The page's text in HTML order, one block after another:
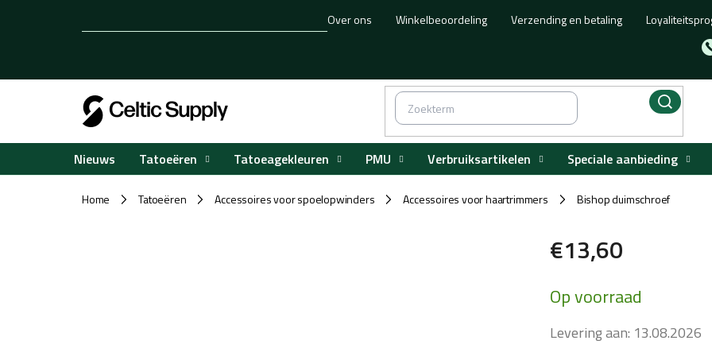
Over ons Winkelbeoordeling Verzending en betaling
Nieuws Tatoeëren Tatoeagekleuren PMU Verbruiksartikelen Speciale aanbieding
Home / Tatoeëren / Accessoires voor spoelopwinders / Accessoires voor haartrimmers / Bishop duimschroef
€13,60
prijs:
Op voorraad
Levering aan: 13.08.2026